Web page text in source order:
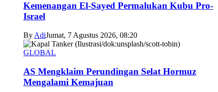
Kemenangan El-Sayed Permalukan Kubu Pro-
Israel
By AdiJumat, 7 Agustus 2026, 08:20
GLOBAL
AS Mengklaim Perundingan Selat Hormuz
Mengalami Kemajuan